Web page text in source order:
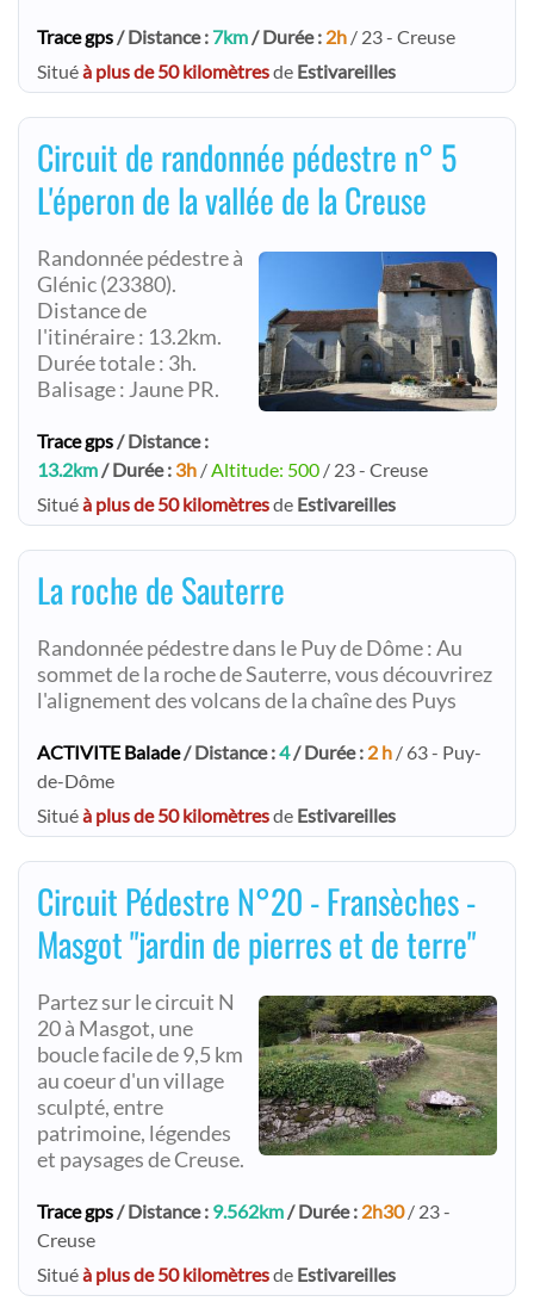
Trace gps/ Distance : 7km/ Durée : 2h / 23 - Creuse
Situéà plus de 50 kilomètresde Estivareilles
Circuit de randonnée pédestre n° 5
L'éperon de la vallée de la Creuse
Randonnée pédestre à
Glénic (23380).
Distance de
l'itinéraire : 13.2km.
Durée totale : 3h.
Balisage : Jaune PR.
Trace gps/ Distance :
13.2km/ Durée : 3h /Altitude: 500 / 23 - Creuse
Situéà plus de 50 kilomètresde Estivareilles
La roche de Sauterre
Randonnée pédestre dans le Puy de Dôme : Au
sommet de la roche de Sauterre, vous découvrirez
l'alignement des volcans de la chaîne des Puys
ACTIVITE Balade/ Distance :4/ Durée : 2 h / 63 - Puy-
de-Dôme
Situéà plus de 50 kilomètresde Estivareilles
Circuit Pédestre N°20 - Fransèches -
Masgot "jardin de pierres et de terre"
Partez sur le circuit N
20 à Masgot, une
boucle facile de 9,5 km
au coeur d'un village
sculpté, entre
patrimoine, légendes
et paysages de Creuse.
Trace gps/ Distance : 9.562km/ Durée : 2h30/ 23 -
Creuse
Situéà plus de 50 kilomètresde Estivareilles